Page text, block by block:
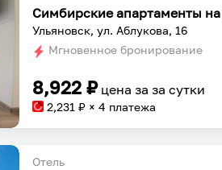
Ульяновск, ул. Аблукова, 16
Мгновенное бронирование
8,922 ₽ цена заза сутки
2,231 ₽ × 4 платежа
Отель